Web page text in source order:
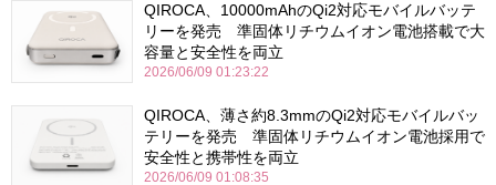
QIROCA、10000mAhのQi2対応モバイルバッテ
リーを発売 準固体リチウムイオン電池搭載で大
容量と安全性を両立
2026/06/09 01:23:22
QIROCA、薄さ約8.3mmのQi2対応モバイルバッ
テリーを発売 準固体リチウムイオン電池採用で
安全性と携帯性を両立
2026/06/09 01:08:35